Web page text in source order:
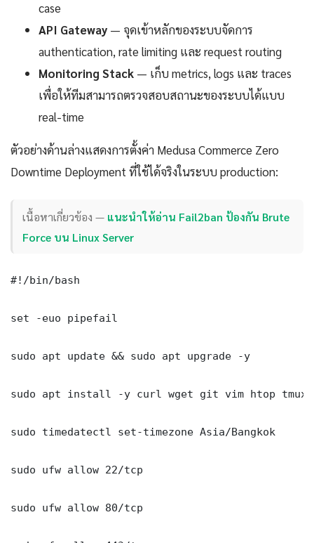
case
API Gateway — จุดเข้าหลักของระบบจัดการ
authentication, rate limiting และ request routing
Monitoring Stack — เก็บ metrics, logs และ traces
เพื่อให้ทีมสามารถตรวจสอบสถานะของระบบได้แบบ
real-time
ตัวอย่างด้านล่างแสดงการตั้งค่า Medusa Commerce Zero
Downtime Deployment ที่ใช้ได้จริงในระบบ production:
เนื้อหาเกี่ยวข้อง — แนะนำให้อ่าน Fail2ban ป้องกัน Brute
Force บน Linux Server
#!/bin/bash
set -euo pipefail
sudo apt update && sudo apt upgrade -y
sudo apt install -y curl wget git vim htop tmux
sudo timedatectl set-timezone Asia/Bangkok
sudo ufw allow 22/tcp
sudo ufw allow 80/tcp